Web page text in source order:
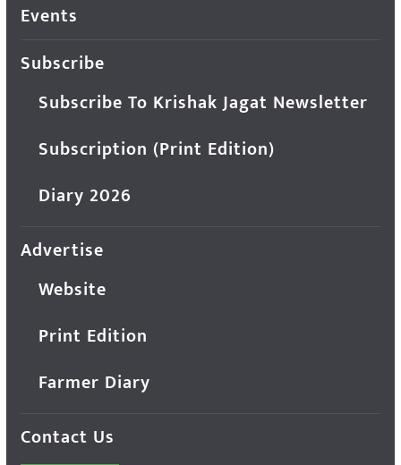
Events
Subscribe
Subscribe To Krishak Jagat Newsletter
Subscription (Print Edition)
Diary 2026
Advertise
Website
Print Edition
Farmer Diary
Contact Us